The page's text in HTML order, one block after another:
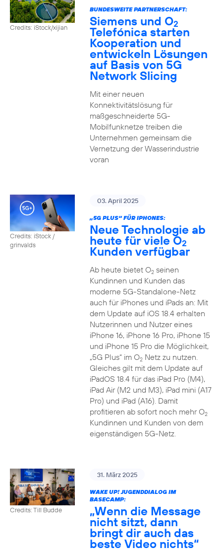
Credits: iStock/xijian
BUNDESWEITE PARTNERSCHAFT:
Siemens und O2
Telefónica starten
Kooperation und
entwickeln Lösungen
auf Basis von 5G
Network Slicing
Mit einer neuen
Konnektivitätslösung für
maßgeschneiderte 5G-
Mobilfunknetze treiben die
Unternehmen gemeinsam die
Vernetzung der Wasserindustrie
voran
Credits: iStock /
grinvalds
03. April 2025
„5G PLUS“ FÜR IPHONES:
Neue Technologie ab
heute für viele O2
Kunden verfügbar
Ab heute bietet O2seinen
Kundinnen und Kunden das
moderne 5G-Standalone-Netz
auch für iPhones und iPads an: Mit
dem Update auf iOS 18.4 erhalten
Nutzerinnen und Nutzer eines
iPhone 16, iPhone 16 Pro, iPhone 15
und iPhone 15 Pro die Möglichkeit,
„5G Plus“ im O2Netz zu nutzen.
Gleiches gilt mit dem Update auf
iPadOS 18.4 für das iPad Pro (M4),
iPad Air (M2 und M3), iPad mini (A17
Pro) und iPad (A16). Damit
profitieren ab sofort noch mehr O2
Kundinnen und Kunden von dem
eigenständigen 5G-Netz.
Credits: Till Budde
31. März 2025
WAKE UP! JUGENDDIALOG IM
BASECAMP:
„Wenn die Message
nicht sitzt, dann
bringt dir auch das
beste Video nichts“